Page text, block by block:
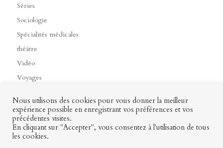
Séries
Sociologie
Spécialités médicales
théâtre
Vidéo
Voyages
Contact Mon profil
Nous utilisons des cookies pour vous donner la meilleur
expérience possible en enregistrant vos préférences et vos
précédentes visites.
En cliquant sur "Accepter", vous consentez à l'utilisation de tous
les cookies.